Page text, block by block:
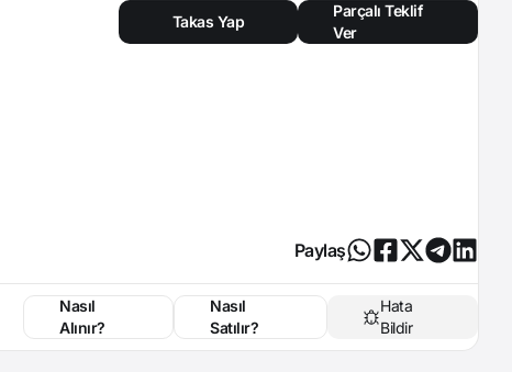
Takas Yap
Parçalı Teklif
Ver
Paylaş
Nasıl
Alınır?
Nasıl
Satılır?
Hata
Bildir